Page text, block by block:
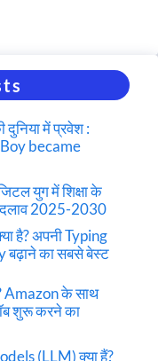
में प्रवेश :
became
युग में शिक्षा के
बदलाव 2025-2030
है? अपनी Typing
का सबसे बेस्ट
Amazon के साथ
शुरू करने का
(LLM) क्या हैं?